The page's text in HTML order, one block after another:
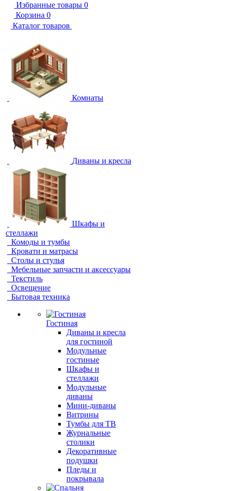
Избранные товары 0
Корзина 0
Каталог товаров
Комнаты
Диваны и кресла
Шкафы и
стеллажи
Комоды и тумбы
Кровати и матрасы
Столы и стулья
Мебельные запчасти и аксессуары
Текстиль
Освещение
Бытовая техника
Гостиная
Диваны и кресла
для гостиной
Модульные
гостиные
Шкафы и
стеллажи
Модульные
диваны
Мини-диваны
Витрины
Тумбы для ТВ
Журнальные
столики
Декоративные
подушки
Пледы и
покрывала